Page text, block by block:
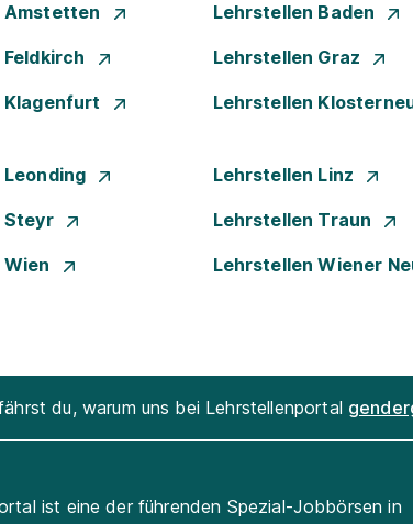
Amstetten Lehrstellen Baden
Lehrstellen Graz
Klagenfurt Lehrstellen
Lehrstellen Linz
Steyr Lehrstellen Traun
Lehrstellen Wiener
du, warum uns bei Lehrstellenportal
ist eine der führenden Spezial-Jobbörsen in